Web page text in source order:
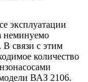
эксплуатации
неминуемо
В связи с этим
количество
ВАЗ 2106.